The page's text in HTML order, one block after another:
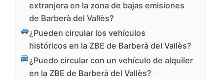
extranjera en la zona de bajas emisiones
de Barberà del Vallès?
¿Pueden circular los vehículos
históricos en la ZBE de Barberà del Vallès?
¿Puedo circular con un vehículo de alquiler
en la ZBE de Barberà del Vallès?